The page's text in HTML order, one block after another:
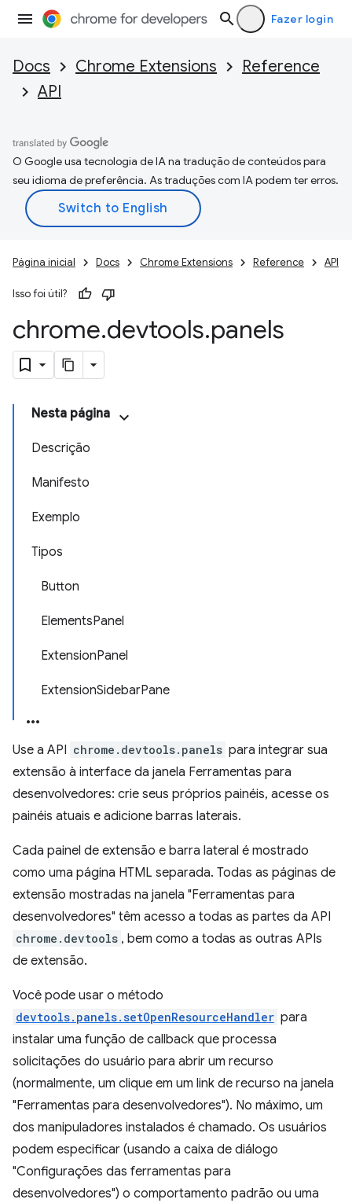
Fazer login
Docs Chrome Extensions
Reference
API
O Google usa tecnologia de IA na tradução de conteúdos para
seu idioma de preferência. As traduções com IA podem ter erros.
Página inicial Docs Chrome Extensions Reference API
Isso foi útil?
chrome.devtools.panels
Nesta página
Descrição
Manifesto
Exemplo
Tipos
Button
ElementsPanel
ExtensionPanel
ExtensionSidebarPane
Use a API chrome.devtools.panels para integrar sua
extensão à interface da janela Ferramentas para
desenvolvedores: crie seus próprios painéis, acesse os
painéis atuais e adicione barras laterais.
Cada painel de extensão e barra lateral é mostrado
como uma página HTML separada. Todas as páginas de
extensão mostradas na janela "Ferramentas para
desenvolvedores" têm acesso a todas as partes da API
chrome.devtools , bem como a todas as outras APIs
de extensão.
Você pode usar o método
devtools.panels.setOpenResourceHandler para
instalar uma função de callback que processa
solicitações do usuário para abrir um recurso
(normalmente, um clique em um link de recurso na janela
"Ferramentas para desenvolvedores"). No máximo, um
dos manipuladores instalados é chamado. Os usuários
podem especificar (usando a caixa de diálogo
"Configurações das ferramentas para
desenvolvedores") o comportamento padrão ou uma